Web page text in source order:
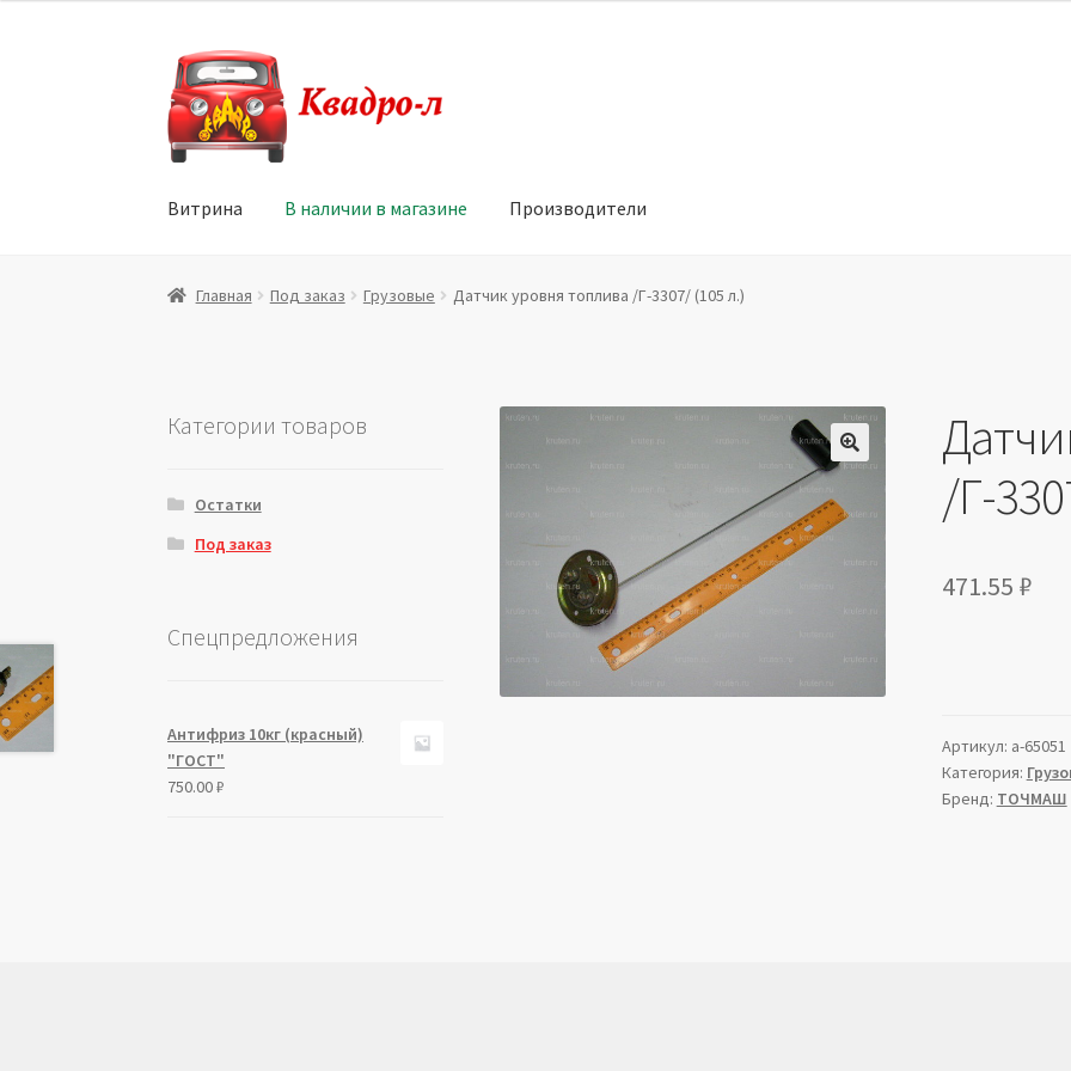
Перейти
к
навигации
Перейти
к
содержимому
Витрина В наличии в магазине Производители
Главная Витрина Мой аккаунт Политика в отношении обработки персональных данных
Главная Под заказ Грузовые Датчик уровня топлива /Г-3307/ (105 л.)
🔍
/Г-
471.55 ₽
Артикул: a-65051
Категория:
Бренд: ТОЧМАШ
Категории товаров
Остатки
Под заказ
Спецпредложения
Антифриз 10кг (красный)
"ГОСТ"
750.00₽